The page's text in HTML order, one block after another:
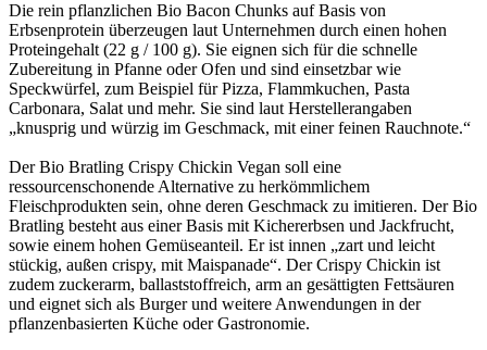
Die rein pflanzlichen Bio Bacon Chunks auf Basis von
Erbsenprotein überzeugen laut Unternehmen durch einen hohen
Proteingehalt (22 g / 100 g). Sie eignen sich für die schnelle
Zubereitung in Pfanne oder Ofen und sind einsetzbar wie
Speckwürfel, zum Beispiel für Pizza, Flammkuchen, Pasta
Carbonara, Salat und mehr. Sie sind laut Herstellerangaben
„knusprig und würzig im Geschmack, mit einer feinen Rauchnote.“
Der Bio Bratling Crispy Chickin Vegan soll eine
ressourcenschonende Alternative zu herkömmlichem
Fleischprodukten sein, ohne deren Geschmack zu imitieren. Der Bio
Bratling besteht aus einer Basis mit Kichererbsen und Jackfrucht,
sowie einem hohen Gemüseanteil. Er ist innen „zart und leicht
stückig, außen crispy, mit Maispanade“. Der Crispy Chickin ist
zudem zuckerarm, ballaststoffreich, arm an gesättigten Fettsäuren
und eignet sich als Burger und weitere Anwendungen in der
pflanzenbasierten Küche oder Gastronomie.